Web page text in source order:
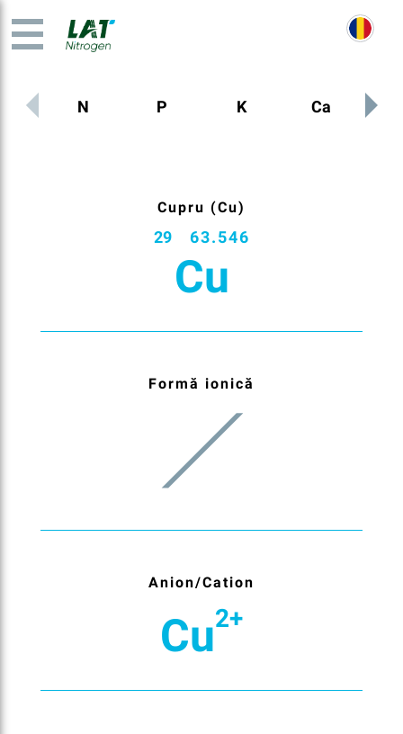
N P K Ca
Cupru (Cu)
29 63.546
Cu
Formă ionică
Anion/Cation
Cu2+